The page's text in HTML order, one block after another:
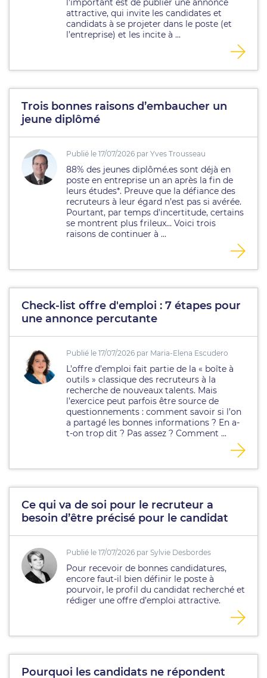
l’important est de publier une annonce
attractive, qui invite les candidates et
candidats à se projeter dans le poste (et
l’entreprise) et les incite à ...
Trois bonnes raisons d’embaucher un
jeune diplômé
Publié le 17/07/2026 par Yves Trousseau
88% des jeunes diplômé.es sont déjà en
poste en entreprise un an après la fin de
leurs études*. Preuve que la défiance des
recruteurs à leur égard n’est pas si avérée.
Pourtant, par temps d'incertitude, certains
se montrent plus frileux… Voici trois
raisons de continuer à ...
Check-list offre d'emploi : 7 étapes pour
une annonce percutante
Publié le 17/07/2026 par Maria-Elena Escudero
L’offre d’emploi fait partie de la « boîte à
outils » classique des recruteurs à la
recherche de nouveaux talents. Mais
l’exercice peut parfois être source de
questionnements : comment savoir si l’on
a partagé les bonnes informations ? En a-
t-on trop dit ? Pas assez ? Comment ...
Ce qui va de soi pour le recruteur a
besoin d’être précisé pour le candidat
Publié le 17/07/2026 par Sylvie Desbordes
Pour recevoir de bonnes candidatures,
encore faut-il bien définir le poste à
pourvoir, le profil du candidat recherché et
rédiger une offre d’emploi attractive.
Pourquoi les candidats ne répondent